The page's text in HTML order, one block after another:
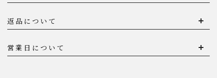
返品について
営業日について